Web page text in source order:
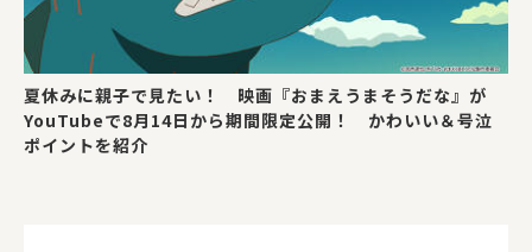
夏休みに親子で見たい！ 映画『おまえうまそうだな』が
YouTubeで8月14日から期間限定公開！ かわいい＆号泣
ポイントを紹介